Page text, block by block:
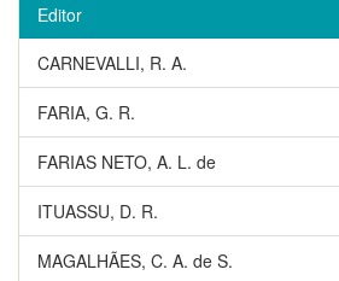
Editor
CARNEVALLI, R. A.
FARIA, G. R.
FARIAS NETO, A. L. de
ITUASSU, D. R.
MAGALHÃES, C. A. de S.